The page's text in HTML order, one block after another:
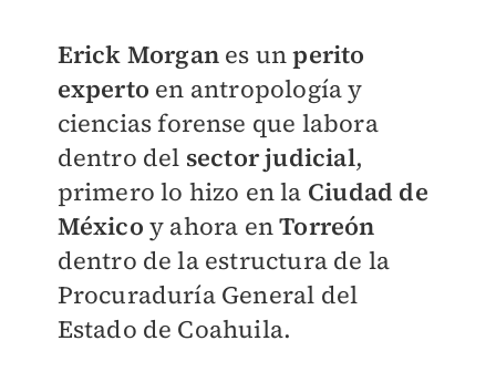
Erick Morganes unperito
experto en antropología y
ciencias forense que labora
dentro del sector judicial,
primero lo hizo en la Ciudad de
México y ahora enTorreón
dentro de la estructura de la
Procuraduría General del
Estado de Coahuila.